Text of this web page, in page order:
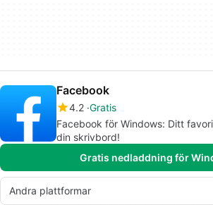
Facebook
4.2 Gratis
Facebook för Windows: Ditt
din skrivbord!
Gratis nedladdning för
Andra plattformar